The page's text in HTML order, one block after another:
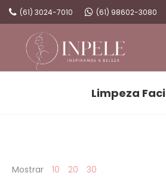
(61) 3024-7010 (61) 98602-3080
Limpeza
Mostrar 10 20 30